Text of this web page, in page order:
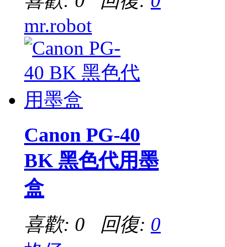
mr.robot
Canon PG-40
BK 黑色代用墨
盒
喜歡: 0 回復: 0